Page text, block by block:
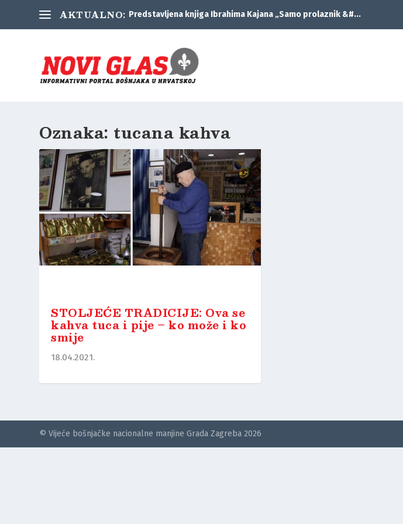
AKTUALNO: Predstavljena knjiga Ibrahima Kajana „Samo prolaznik &#...
Oznaka: tucana kahva
STOLJEĆE TRADICIJE: Ova se
kahva tuca i pije – ko može i ko
smije
18.04.2021.
© Vijeće bošnjačke nacionalne manjine Grada Zagreba 2026